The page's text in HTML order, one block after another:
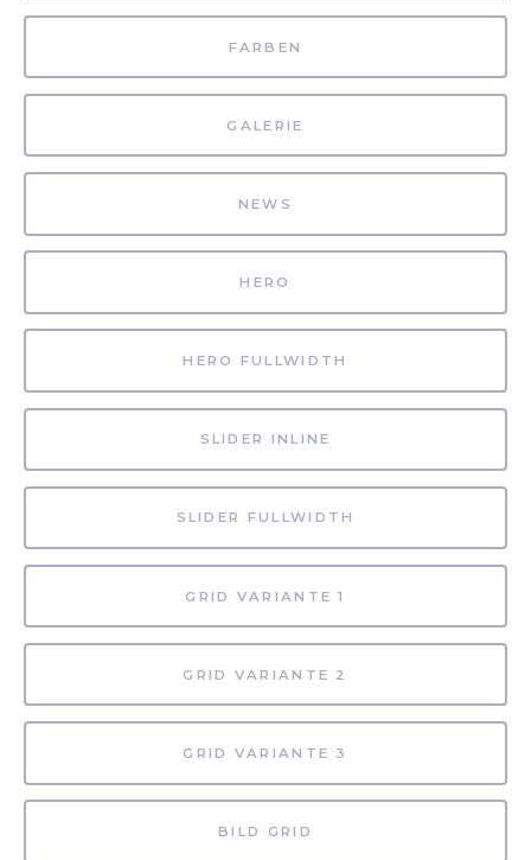
FARBEN
GALERIE
NEWS
HERO
HERO FULLWIDTH
SLIDER INLINE
SLIDER FULLWIDTH
GRID VARIANTE 1
GRID VARIANTE 2
GRID VARIANTE 3
BILD GRID